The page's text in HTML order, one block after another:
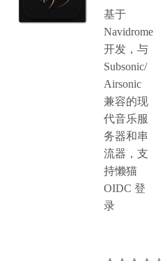
基于
Navidrome
开发，与
Subsonic/
Airsonic
兼容的现
代音乐服
务器和串
流器，支
持懒猫
OIDC 登
录